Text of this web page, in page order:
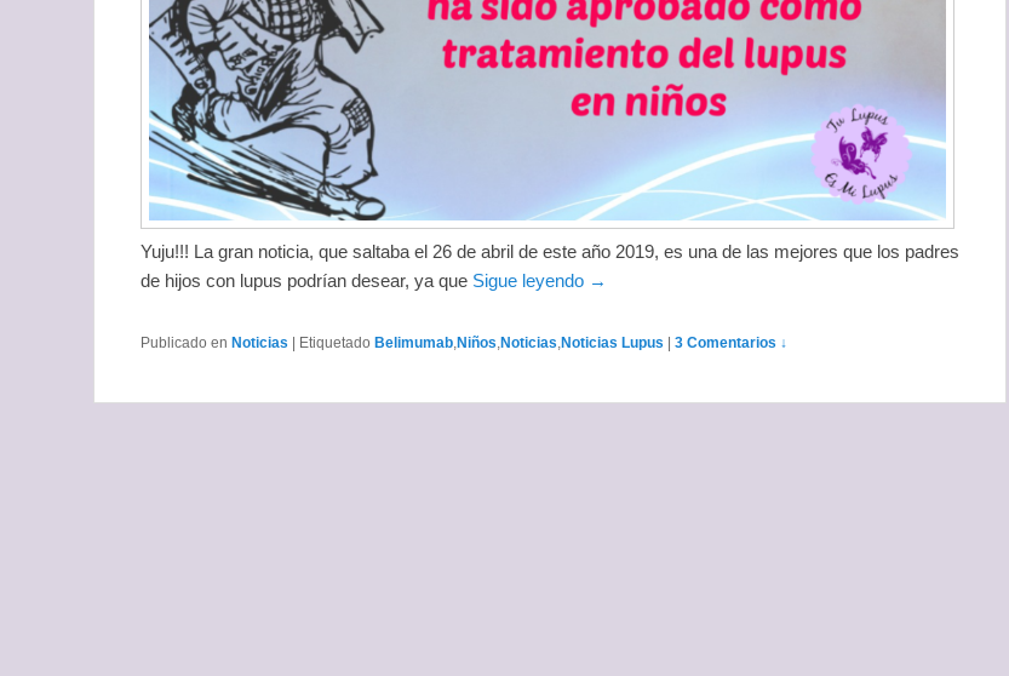
Yuju!!! La gran noticia, que saltaba el 26 de abril de este año 2019, es una de las mejores que los padres
de hijos con lupus podrían desear, ya que Sigue leyendo →
Publicado en Noticias Etiquetado Belimumab,Niños,Noticias,Noticias Lupus 3 Comentarios ↓